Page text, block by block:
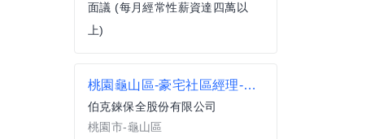
面議 (每月經常性薪資達四萬以
上)
桃園龜山區-豪宅社區經理-需有社區主管經驗
伯克錸保全股份有限公司
桃園市-龜山區